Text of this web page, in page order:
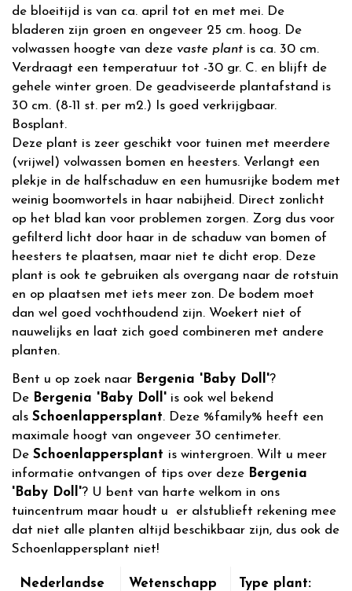
de bloeitijd is van ca. april tot en met mei. De
bladeren zijn groen en ongeveer 25 cm. hoog. De
volwassen hoogte van deze vaste plant is ca. 30 cm.
Verdraagt een temperatuur tot -30 gr. C. en blijft de
gehele winter groen. De geadviseerde plantafstand is
30 cm. (8-11 st. per m2.) Is goed verkrijgbaar.
Bosplant.
Deze plant is zeer geschikt voor tuinen met meerdere
(vrijwel) volwassen bomen en heesters. Verlangt een
plekje in de halfschaduw en een humusrijke bodem met
weinig boomwortels in haar nabijheid. Direct zonlicht
op het blad kan voor problemen zorgen. Zorg dus voor
gefilterd licht door haar in de schaduw van bomen of
heesters te plaatsen, maar niet te dicht erop. Deze
plant is ook te gebruiken als overgang naar de rotstuin
en op plaatsen met iets meer zon. De bodem moet
dan wel goed vochthoudend zijn. Woekert niet of
nauwelijks en laat zich goed combineren met andere
planten.
Bent u op zoek naar Bergenia 'Baby Doll'?
De Bergenia 'Baby Doll' is ook wel bekend
als Schoenlappersplant. Deze %family% heeft een
maximale hoogt van ongeveer 30 centimeter.
De Schoenlappersplant is wintergroen. Wilt u meer
informatie ontvangen of tips over deze Bergenia
'Baby Doll'? U bent van harte welkom in ons
tuincentrum maar houdt u er alstublieft rekening mee
dat niet alle planten altijd beschikbaar zijn, dus ook de
Schoenlappersplant niet!
Nederlandse
Wetenschapp
Type plant: